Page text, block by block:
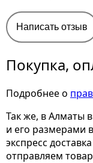
Написать отзыв
Покупка,
Подробнее о
Так же, в Алматы
и его размерами
экспресс
отправляем